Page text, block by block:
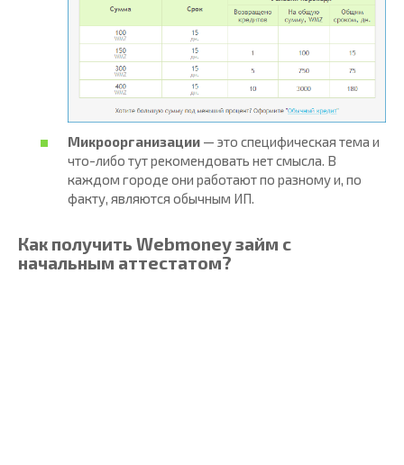
Микроорганизации — это специфическая тема и
что-либо тут рекомендовать нет смысла. В
каждом городе они работают по разному и, по
факту, являются обычным ИП.
Как получить Webmoney займ с
начальным аттестатом?